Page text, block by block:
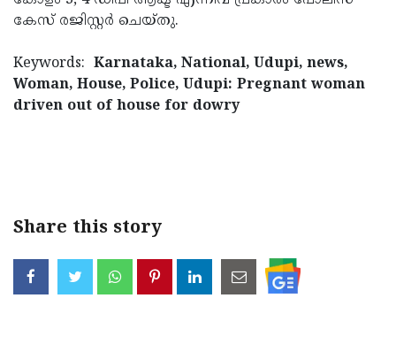
കേസ് രജിസ്റ്റര്‍ ചെയ്തു.
Keywords: Karnataka, National, Udupi, news,
Woman, House, Police, Udupi: Pregnant woman
driven out of house for dowry
Share this story